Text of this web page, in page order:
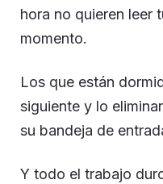
hora no quieren leer
momento.
Los que están
siguiente y lo
su bandeja de
Y todo el trabajo